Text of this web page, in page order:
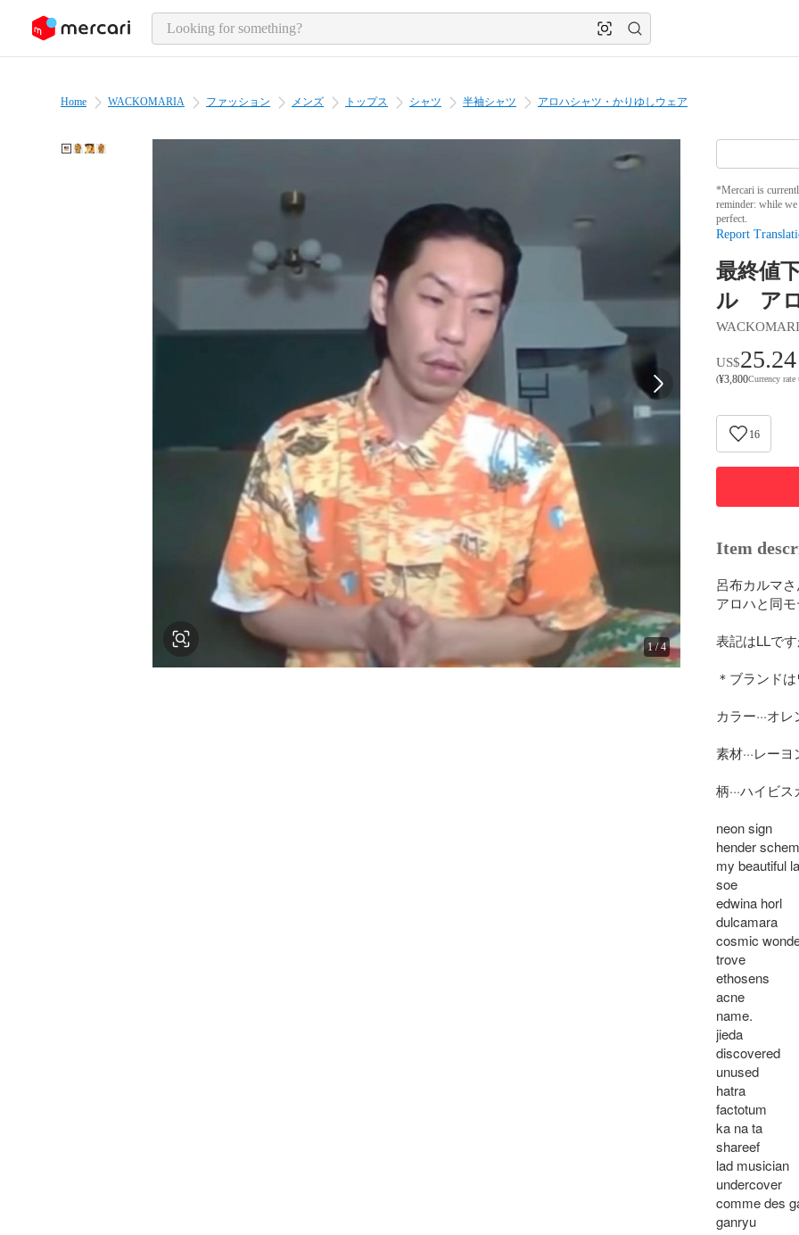
page content
Home WACKOMARIA ファッション メンズ トップス シャツ 半袖シャツ アロハシャツ・かりゆしウェア
1/4
*Mercari is
reminder: while we
perfect.
Report
最終値
ル ア
US$25.24
(¥3,800Currency
16
Item
呂布カルマ
アロハと同モ
表記はLLで
＊ブランド
カラー···オ
素材···レーヨ
柄···ハイビ
neon sign
hender
my beautiful
soe
edwina horl
dulcamara
cosmic
trove
ethosens
acne
name.
jieda
discovered
unused
hatra
factotum
ka na ta
shareef
lad musician
undercover
comme des
ganryu